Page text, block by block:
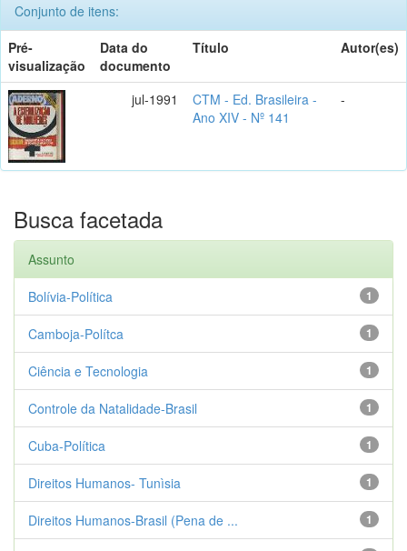
Conjunto de itens:
Pré-
visualização
Data do
documento
Título Autor(es)
jul-1991
CTM - Ed. Brasileira -
Ano XIV - Nº 141
-
Busca facetada
Assunto
1
Bolívia-Política
1
Camboja-Polítca
1
Ciência e Tecnologia
1
Controle da Natalidade-Brasil
1
Cuba-Política
1
Direitos Humanos- Tunìsia
1
Direitos Humanos-Brasil (Pena de ...